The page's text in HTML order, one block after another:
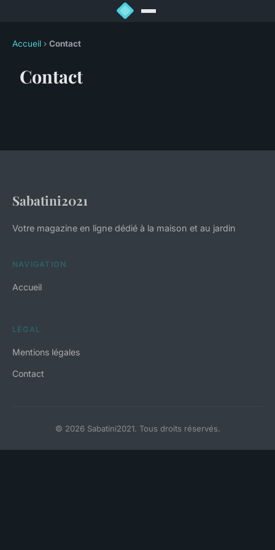
Accueil › Contact
Contact
Sabatini2021
Votre magazine en ligne dédié à la maison et au jardin
NAVIGATION
Accueil
LÉGAL
Mentions légales
Contact
© 2026 Sabatini2021. Tous droits réservés.